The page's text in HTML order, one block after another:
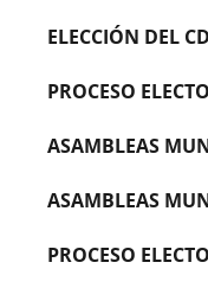
ELECCIÓN DEL
PROCESO
ASAMBLEAS
ASAMBLEAS
PROCESO